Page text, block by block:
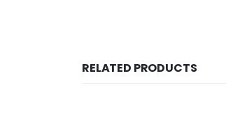
RELATED PRODUCTS